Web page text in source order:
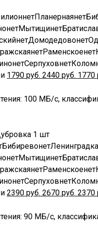
нетПланернаянет
нетМытищинет
нетДомодедовонет
нетРаменскоенет
нетСерпуховнет
1790 руб. 2440 руб. 1770
100 МБ/с,
1 шт
БибиревонетЛенинградка
нетМытищинет
нетРаменскоенет
нетСерпуховнет
2390 руб. 2670 руб. 2370
90 МБ/с,